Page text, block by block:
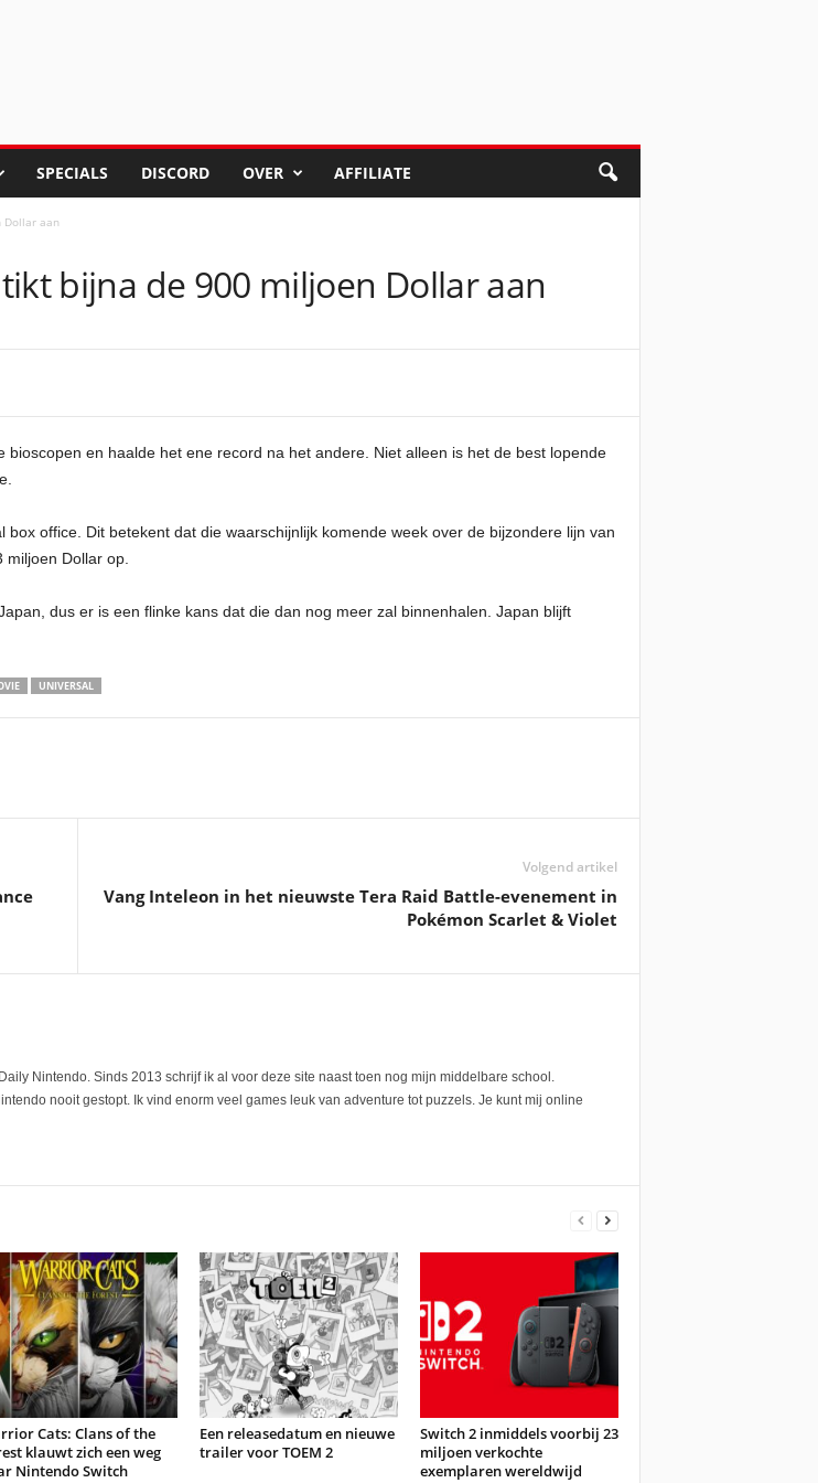
SPECIALS DISCORD OVER AFFILIATE
Dollar aan
bijna de 900 miljoen Dollar aan
en haalde het ene record na het andere. Niet alleen is het de best lopende
office. Dit betekent dat die waarschijnlijk komende week over de bijzondere lijn van
Dollar op.
dus er is een flinke kans dat die dan nog meer zal binnenhalen. Japan blijft
UNIVERSAL
Volgend artikel
Vang Inteleon in het nieuwste Tera Raid Battle-evenement in
Pokémon Scarlet & Violet
Nintendo. Sinds 2013 schrijf ik al voor deze site naast toen nog mijn middelbare school.
nooit gestopt. Ik vind enorm veel games leuk van adventure tot puzzels. Je kunt mij online
Cats: Clans of the
klauwt zich een weg
Nintendo Switch
Een releasedatum en nieuwe
trailer voor TOEM 2
Switch 2 inmiddels voorbij 23
miljoen verkochte
exemplaren wereldwijd